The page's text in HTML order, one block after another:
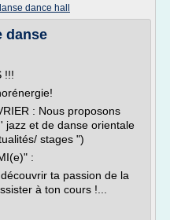
dance hall
danse
!!!
: Nous proposons
jazz et de danse orientale
stages ")
:
ta passion de la
à ton cours !...